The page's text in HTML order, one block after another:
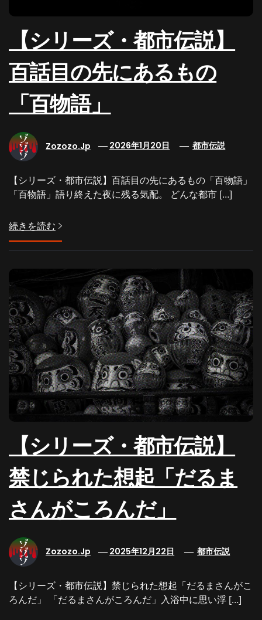
【シリーズ・都市伝説】
百話目の先にあるもの
「百物語」
Zozozo.jp 2026年1月20日 都市伝説
【シリーズ・都市伝説】百話目の先にあるもの「百物語」
「百物語」語り終えた夜に残る気配。 どんな都市 […]
続きを読む
【シリーズ・都市伝説】
禁じられた想起「だるま
さんがころんだ」
Zozozo.jp 2025年12月22日 都市伝説
【シリーズ・都市伝説】禁じられた想起「だるまさんがこ
ろんだ」 「だるまさんがころんだ」入浴中に思い浮 […]